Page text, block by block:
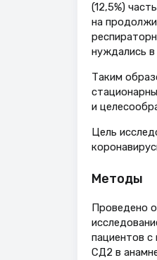
(12,5%)
на
нуждались в
Таким
и
Цель
Методы
Проведено
пациентов с
СД2 в